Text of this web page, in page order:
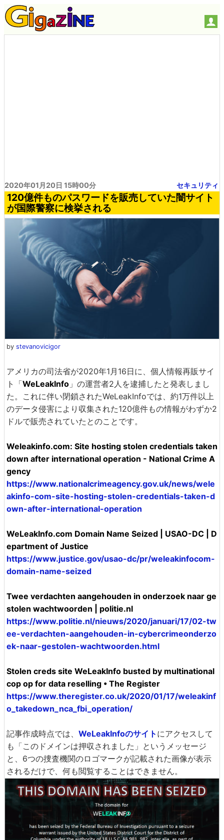
2020年01月20日 15時00分 セキュリティ
120億件ものパスワードを販売していた闇サイト
が国際警察に検挙される
by stevanovicigor
アメリカの司法省が2020年1月16日に、個人情報再販サイ
ト「WeLeakInfo 」の運営者2人を逮捕したと発表しまし
た。これに伴い閉鎖されたWeLeakInfoでは、約1万件以上
のデータ侵害により収集された120億件もの情報がわずか2
ドルで販売されていたとのことです。
Weleakinfo.com: Site hosting stolen credentials taken
down after international operation - National Crime A
gency
https://www.nationalcrimeagency.gov.uk/news/wele
akinfo-com-site-hosting-stolen-credentials-taken-d
own-after-international-operation
WeLeakInfo.com Domain Name Seized | USAO-DC | D
epartment of Justice
https://www.justice.gov/usao-dc/pr/weleakinfocom-
domain-name-seized
Twee verdachten aangehouden in onderzoek naar ge
stolen wachtwoorden | politie.nl
https://www.politie.nl/nieuws/2020/januari/17/02-tw
ee-verdachten-aangehouden-in-cybercrimeonderzo
ek-naar-gestolen-wachtwoorden.html
Stolen creds site WeLeakInfo busted by multinational
cop op for data reselling • The Register
https://www.theregister.co.uk/2020/01/17/weleakinf
o_takedown_nca_fbi_operation/
記事作成時点では、 WeLeakInfoのサイト にアクセスして
も「このドメインは押収されました」というメッセージ
と、6つの捜査機関のロゴマークが記載された画像が表示
されるだけで、何も閲覧することはできません。